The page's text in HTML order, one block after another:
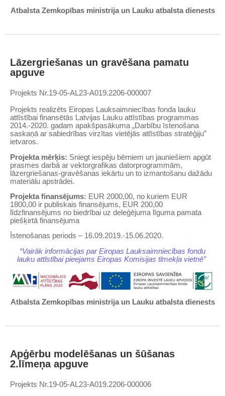
Atbalsta Zemkopības ministrija un Lauku atbalsta dienests
Lāzergriešanas un gravēšana pamatu
apguve
Projekts Nr.19-05-AL23-A019.2206-000007
Projekts realizēts Eiropas Lauksaimniecības fonda lauku
attīstībai finansētās Latvijas Lauku attīstības programmas
2014.-2020. gadam apakšpasākuma „Darbību īstenošana
saskaņā ar sabiedrības virzītas vietējās attīstības stratēģiju”
ietvaros.
Projekta mērķis: Sniegt iespēju bērniem un jauniešiem apgūt
prasmes darbā ar vektorgrafikas datorprogrammām,
lāzergriešanas-gravēšanas iekārtu un to izmantošanu dažādu
materiālu apstrādei.
Projekta finansējums: EUR 2000,00, no kuriem EUR
1800,00 ir publiskais finansējums, EUR 200,00
līdzfinansējums no biedrībai uz deleģējuma līguma pamata
piešķirtā finansējuma
Īstenošanas periods – 16.09.2019.-15.06.2020.
“Vairāk informācijas par Eiropas Lauksaimniecības fondu
lauku attīstībai pieejams Eiropas Komisijas tīmekļa vietnē”
Atbalsta Zemkopības ministrija un Lauku atbalsta dienests
Apģērbu modelēšanas un šūšanas
2.līmeņa apguve
Projekts Nr.19-05-AL23-A019.2206-000006